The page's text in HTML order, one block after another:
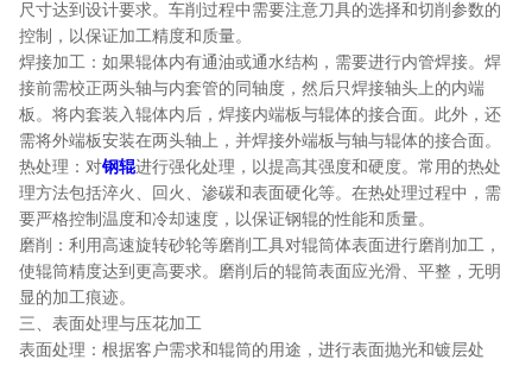
尺寸达到设计要求。车削过程中需要注意刀具的选择和切削参数的
控制，以保证加工精度和质量。
焊接加工：如果辊体内有通油或通水结构，需要进行内管焊接。焊
接前需校正两头轴与内套管的同轴度，然后只焊接轴头上的内端
板。将内套装入辊体内后，焊接内端板与辊体的接合面。此外，还
需将外端板安装在两头轴上，并焊接外端板与轴与辊体的接合面。
热处理：对钢辊进行强化处理，以提高其强度和硬度。常用的热处
理方法包括淬火、回火、渗碳和表面硬化等。在热处理过程中，需
要严格控制温度和冷却速度，以保证钢辊的性能和质量。
磨削：利用高速旋转砂轮等磨削工具对辊筒体表面进行磨削加工，
使辊筒精度达到更高要求。磨削后的辊筒表面应光滑、平整，无明
显的加工痕迹。
三、表面处理与压花加工
表面处理：根据客户需求和辊筒的用途，进行表面抛光和镀层处